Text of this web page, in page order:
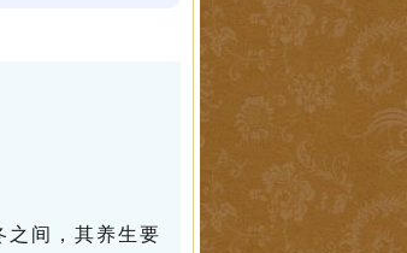
间，其养生要